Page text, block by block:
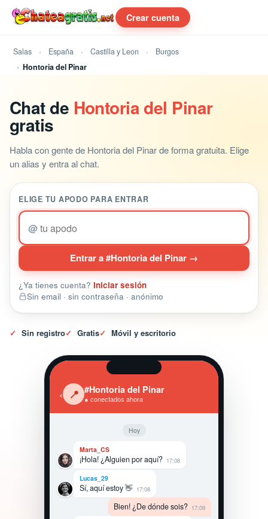
Crear cuenta
Salas España Castilla y Leon
Burgos
Hontoria del Pinar
Chat de Hontoria del Pinar
gratis
Habla con gente de Hontoria del Pinar de forma gratuita. Elige
un alias y entra al chat.
ELIGE TU APODO PARA ENTRAR
@
Entrar a #Hontoria del Pinar →
¿Ya tienes cuenta? Iniciar sesión
Sin email · sin contraseña · anónimo
✓ Sin registro✓ Gratis✓ Móvil y escritorio
‹ 📍 #Hontoria del Pinar
● conectados ahora
Hoy
Marta_CS
¡Hola! ¿Alguien por aquí? 17:08
Lucas_29
Sí, aquí estoy 👋 17:08
Bien! ¿De dónde sois? 17:09